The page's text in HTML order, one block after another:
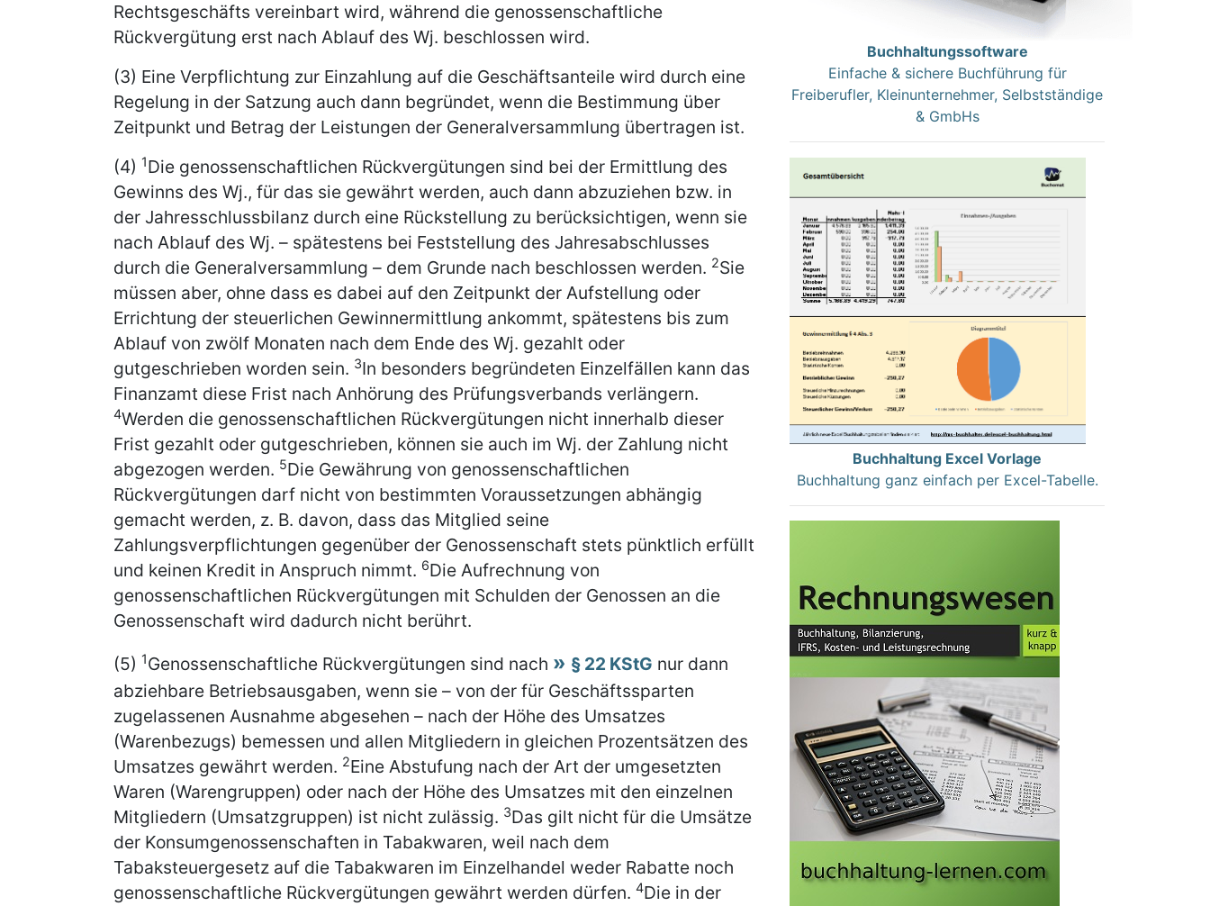
Rechtsgeschäfts vereinbart wird, während die genossenschaftliche
Rückvergütung erst nach Ablauf des Wj. beschlossen wird.
(3) Eine Verpflichtung zur Einzahlung auf die Geschäftsanteile wird durch eine
Regelung in der Satzung auch dann begründet, wenn die Bestimmung über
Zeitpunkt und Betrag der Leistungen der Generalversammlung übertragen ist.
(4) 1Die genossenschaftlichen Rückvergütungen sind bei der Ermittlung des
Gewinns des Wj., für das sie gewährt werden, auch dann abzuziehen bzw. in
der Jahresschlussbilanz durch eine Rückstellung zu berücksichtigen, wenn sie
nach Ablauf des Wj. – spätestens bei Feststellung des Jahresabschlusses
durch die Generalversammlung – dem Grunde nach beschlossen werden. 2Sie
müssen aber, ohne dass es dabei auf den Zeitpunkt der Aufstellung oder
Errichtung der steuerlichen Gewinnermittlung ankommt, spätestens bis zum
Ablauf von zwölf Monaten nach dem Ende des Wj. gezahlt oder
gutgeschrieben worden sein. 3In besonders begründeten Einzelfällen kann das
Finanzamt diese Frist nach Anhörung des Prüfungsverbands verlängern.
4Werden die genossenschaftlichen Rückvergütungen nicht innerhalb dieser
Frist gezahlt oder gutgeschrieben, können sie auch im Wj. der Zahlung nicht
abgezogen werden. 5Die Gewährung von genossenschaftlichen
Rückvergütungen darf nicht von bestimmten Voraussetzungen abhängig
gemacht werden, z. B. davon, dass das Mitglied seine
Zahlungsverpflichtungen gegenüber der Genossenschaft stets pünktlich erfüllt
und keinen Kredit in Anspruch nimmt. 6Die Aufrechnung von
genossenschaftlichen Rückvergütungen mit Schulden der Genossen an die
Genossenschaft wird dadurch nicht berührt.
(5) 1Genossenschaftliche Rückvergütungen sind nach § 22 KStG nur dann
abziehbare Betriebsausgaben, wenn sie – von der für Geschäftssparten
zugelassenen Ausnahme abgesehen – nach der Höhe des Umsatzes
(Warenbezugs) bemessen und allen Mitgliedern in gleichen Prozentsätzen des
Umsatzes gewährt werden. 2Eine Abstufung nach der Art der umgesetzten
Waren (Warengruppen) oder nach der Höhe des Umsatzes mit den einzelnen
Mitgliedern (Umsatzgruppen) ist nicht zulässig. 3Das gilt nicht für die Umsätze
der Konsumgenossenschaften in Tabakwaren, weil nach dem
Tabaksteuergesetz auf die Tabakwaren im Einzelhandel weder Rabatte noch
genossenschaftliche Rückvergütungen gewährt werden dürfen. 4Die in der
Buchhaltungssoftware
Einfache & sichere Buchführung für
Freiberufler, Kleinunternehmer, Selbstständige
& GmbHs
Buchhaltung Excel Vorlage
Buchhaltung ganz einfach per Excel-Tabelle.